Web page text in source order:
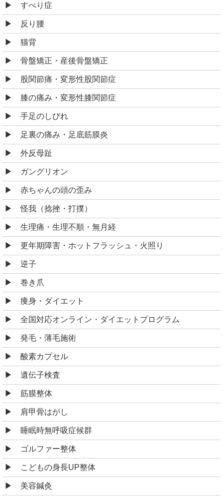
すべり症
反り腰
猫背
骨盤矯正・産後骨盤矯正
股関節痛・変形性股関節症
膝の痛み・変形性膝関節症
手足のしびれ
足裏の痛み・足底筋膜炎
外反母趾
ガングリオン
赤ちゃんの頭の歪み
怪我（捻挫・打撲）
生理痛・生理不順・無月経
更年期障害・ホットフラッシュ・火照り
逆子
巻き爪
痩身・ダイエット
全国対応オンライン・ダイエットプログラム
発毛・薄毛施術
酸素カプセル
遺伝子検査
筋膜整体
肩甲骨はがし
睡眠時無呼吸症候群
ゴルファー整体
こどもの身長UP整体
美容鍼灸